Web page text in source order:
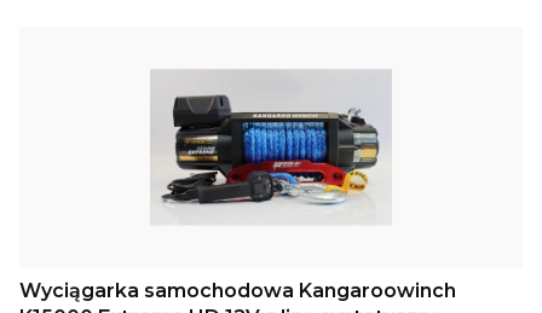
Wyciągarka samochodowa Kangaroowinch